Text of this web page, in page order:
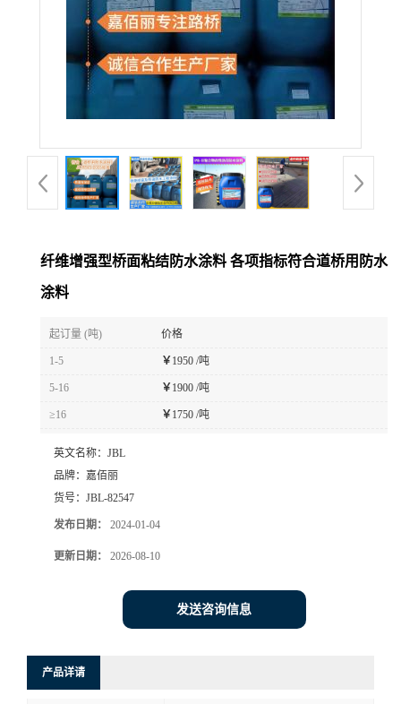
纤维增强型桥面粘结防水涂料 各项指标符合道桥用防水
涂料
起订量 (吨) 价格
1-5 ￥1950 /吨
5-16 ￥1900 /吨
≥16 ￥1750 /吨
英文名称： JBL
品牌： 嘉佰丽
货号： JBL-82547
发布日期： 2024-01-04
更新日期： 2026-08-10
发送咨询信息
产品详请